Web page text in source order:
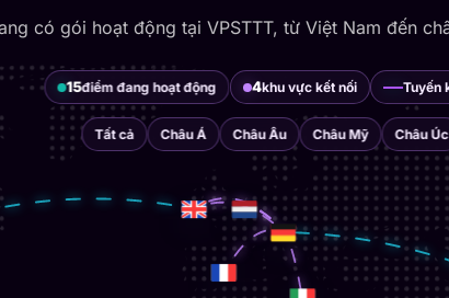
có gói hoạt động tại VPSTTT, từ Việt Nam đến
15điểm đang hoạt động 4khu vực kết nối Tuyến
Tất cả Châu Á Châu Âu Châu Mỹ Châu Úc